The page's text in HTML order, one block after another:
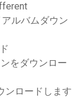
ルバムダウン
をダウンロー
ンロードします